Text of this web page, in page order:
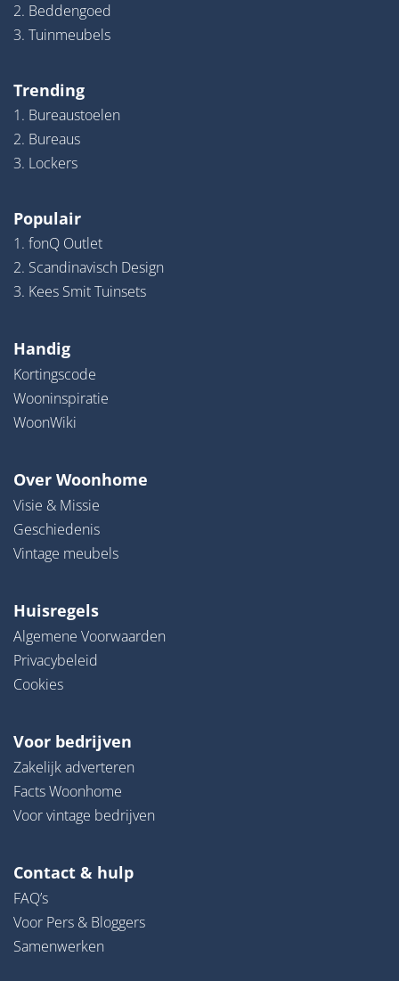
2. Beddengoed
3. Tuinmeubels
Trending
1. Bureaustoelen
2. Bureaus
3. Lockers
Populair
1. fonQ Outlet
2. Scandinavisch Design
3. Kees Smit Tuinsets
Handig
Kortingscode
Wooninspiratie
WoonWiki
Over Woonhome
Visie & Missie
Geschiedenis
Vintage meubels
Huisregels
Algemene Voorwaarden
Privacybeleid
Cookies
Voor bedrijven
Zakelijk adverteren
Facts Woonhome
Voor vintage bedrijven
Contact & hulp
FAQ’s
Voor Pers & Bloggers
Samenwerken